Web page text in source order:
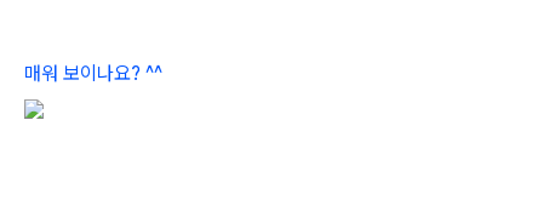
매워 보이나요? ^^